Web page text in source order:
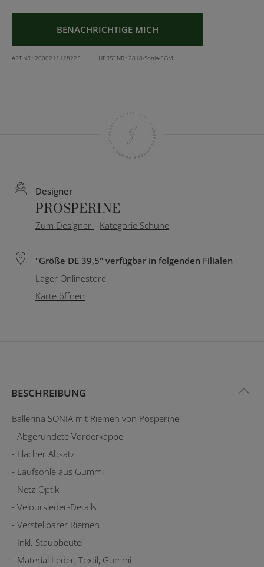
BENACHRICHTIGE MICH
ART.NR.: 2000211128225 HERST.NR.: 2818-Sonia-EGM
Designer
PROSPERINE
Zum Designer Kategorie Schuhe
"Größe DE 39,5" verfügbar in folgenden Filialen
Lager Onlinestore
Karte öffnen
BESCHREIBUNG
Ballerina SONIA mit Riemen von Posperine
- Abgerundete Vorderkappe
- Flacher Absatz
- Laufsohle aus Gummi
- Netz-Optik
- Veloursleder-Details
- Verstellbarer Riemen
- Inkl. Staubbeutel
- Material Leder, Textil, Gummi